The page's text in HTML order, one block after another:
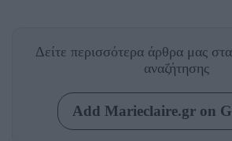
Δείτε περισσότερα άρθρα μας
αναζήτησης
Add Marieclaire.gr on